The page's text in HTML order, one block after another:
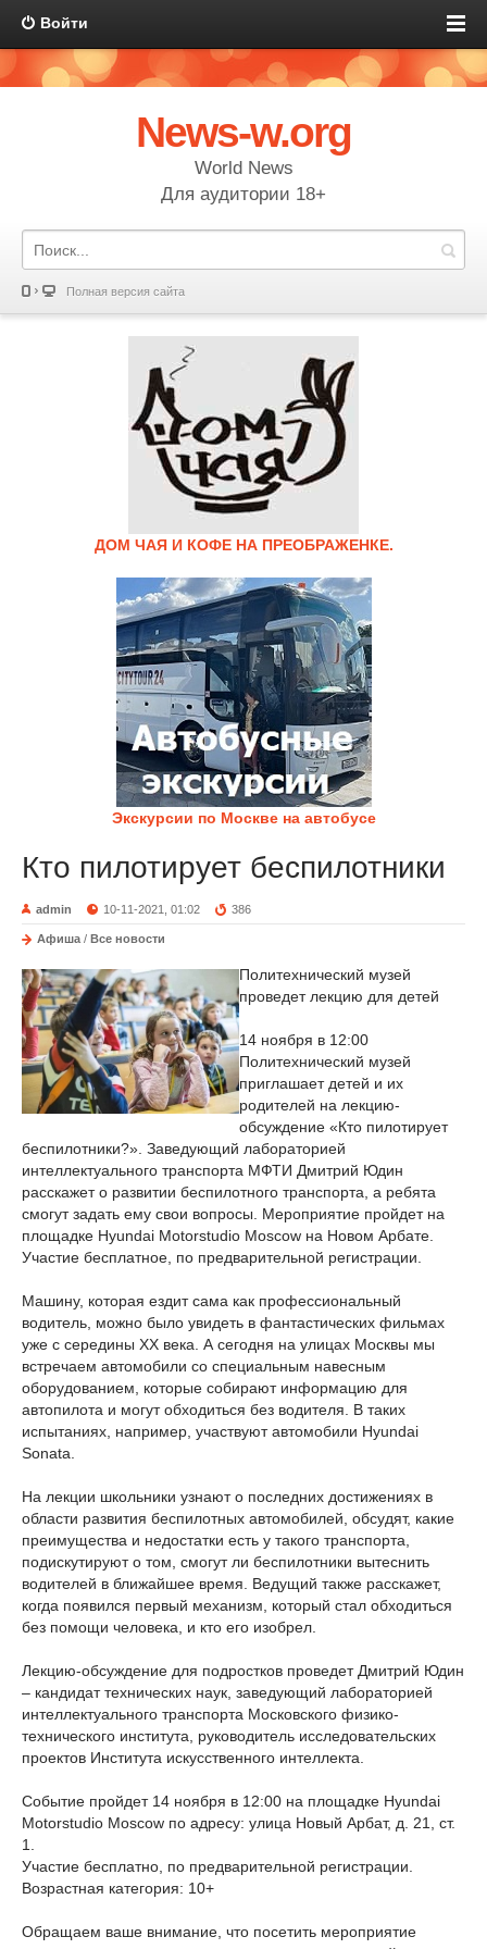
Войти
News-w.org
World News
Для аудитории 18+
Полная версия сайта
ДОМ ЧАЯ И КОФЕ НА ПРЕОБРАЖЕНКЕ.
Экскурсии по Москве на автобусе
Кто пилотирует беспилотники
admin 10-11-2021, 01:02 386
Афиша / Все новости
Политехнический музей
проведет лекцию для детей
14 ноября в 12:00
Политехнический музей
приглашает детей и их
родителей на лекцию-
обсуждение «Кто пилотирует
беспилотники?». Заведующий лабораторией
интеллектуального транспорта МФТИ Дмитрий Юдин
расскажет о развитии беспилотного транспорта, а ребята
смогут задать ему свои вопросы. Мероприятие пройдет на
площадке Hyundai Motorstudio Moscow на Новом Арбате.
Участие бесплатное, по предварительной регистрации.
Машину, которая ездит сама как профессиональный
водитель, можно было увидеть в фантастических фильмах
уже с середины XX века. А сегодня на улицах Москвы мы
встречаем автомобили со специальным навесным
оборудованием, которые собирают информацию для
автопилота и могут обходиться без водителя. В таких
испытаниях, например, участвуют автомобили Hyundai
Sonata.
На лекции школьники узнают о последних достижениях в
области развития беспилотных автомобилей, обсудят, какие
преимущества и недостатки есть у такого транспорта,
подискутируют о том, смогут ли беспилотники вытеснить
водителей в ближайшее время. Ведущий также расскажет,
когда появился первый механизм, который стал обходиться
без помощи человека, и кто его изобрел.
Лекцию-обсуждение для подростков проведет Дмитрий Юдин
– кандидат технических наук, заведующий лабораторией
интеллектуального транспорта Московского физико-
технического института, руководитель исследовательских
проектов Института искусственного интеллекта.
Событие пройдет 14 ноября в 12:00 на площадке Hyundai
Motorstudio Moscow по адресу: улица Новый Арбат, д. 21, ст.
1.
Участие бесплатно, по предварительной регистрации.
Возрастная категория: 10+
Обращаем ваше внимание, что посетить мероприятие